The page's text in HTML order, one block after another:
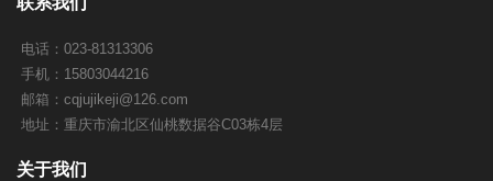
电话：023-81313306
手机：15803044216
邮箱： cqjujikeji@126.com
地址：重庆市渝北区仙桃数据谷C03栋4层
关于我们